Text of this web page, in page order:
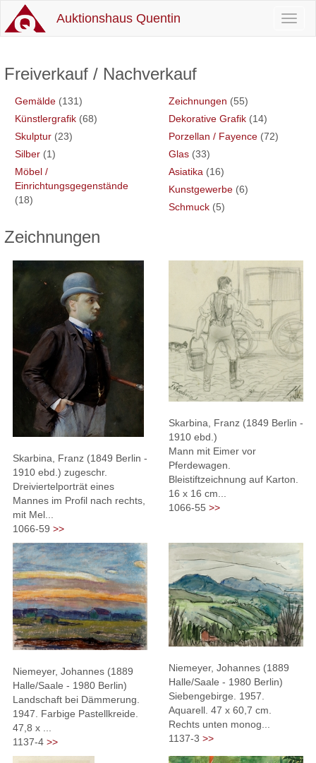
Auktionshaus Quentin
Freiverkauf / Nachverkauf
Gemälde (131) Zeichnungen (55)
Künstlergrafik (68) Dekorative Grafik (14)
Skulptur (23) Porzellan / Fayence (72)
Silber (1) Glas (33)
Möbel /
Einrichtungsgegenstände
(18)
Asiatika (16)
Kunstgewerbe (6)
Schmuck (5)
Zeichnungen
Skarbina, Franz (1849 Berlin -
1910 ebd.) zugeschr.
Dreiviertelporträt eines
Mannes im Profil nach rechts,
mit Mel...
1066-59 >>
Skarbina, Franz (1849 Berlin -
1910 ebd.)
Mann mit Eimer vor
Pferdewagen.
Bleistiftzeichnung auf Karton.
16 x 16 cm...
1066-55 >>
Niemeyer, Johannes (1889
Halle/Saale - 1980 Berlin)
Landschaft bei Dämmerung.
1947. Farbige Pastellkreide.
47,8 x ...
1137-4 >>
Niemeyer, Johannes (1889
Halle/Saale - 1980 Berlin)
Siebengebirge. 1957.
Aquarell. 47 x 60,7 cm.
Rechts unten monog...
1137-3 >>